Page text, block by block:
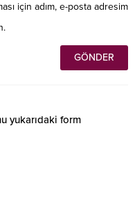
için adım, e-posta adresim
yukarıdaki form